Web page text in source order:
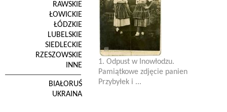
RAWSKIE
ŁOWICKIE
ŁÓDZKIE
LUBELSKIE
SIEDLECKIE
RZESZOWSKIE
INNE
BIAŁORUŚ
UKRAINA
1. Odpust w Inowłodzu.
Pamiątkowe zdjęcie panien
Przybyłek i ...